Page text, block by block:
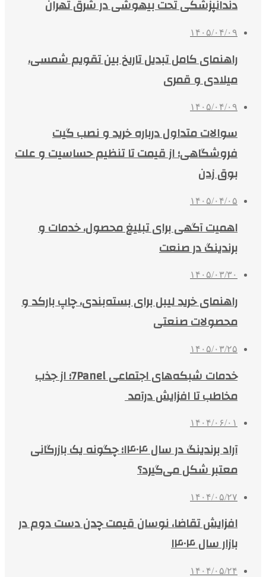
دندانپزشکی تحت بیهوشی در شرق تهران
۱۴۰۵/۰۴/۰۹
راهنمای کامل تبدیل تاریخ بین تقویم شمسی،
میلادی و قمری
۱۴۰۵/۰۴/۰۹
سوالات متداول درباره خرید و نصب گیت
فروشگاهی؛ از قیمت تا تنظیم حساسیت و علت
بوق زدن
۱۴۰۵/۰۴/۰۵
اهمیت آگهی برای تبلیغ محصول، خدمات و
برندینگ در صنعت
۱۴۰۵/۰۳/۳۰
راهنمای خرید لیبل برای بسته‌بندی، چاپ بارکد و
محصولات صنعتی
۱۴۰۵/۰۳/۲۵
خدمات شبکه‌های اجتماعی 7Panel؛ از جذب
مخاطب تا افزایش درآمد
۱۴۰۴/۰۶/۰۱
آراد برندینگ در سال ۱۴۰۴؛ چگونه یک بازرگانی
معتبر شکل می‌گیرد؟
۱۴۰۴/۰۵/۲۷
افزایش تقاضا، نوسان قیمت چدن دست دوم در
بازار سال ۱۴۰۴
۱۴۰۴/۰۵/۲۴